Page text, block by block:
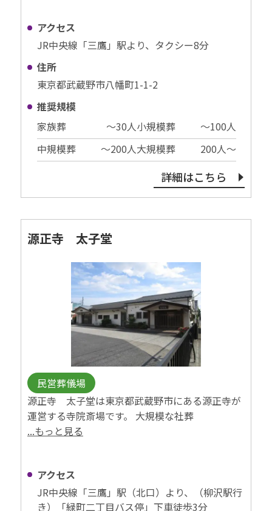
アクセス
JR中央線「三鷹」駅より、タクシー8分
住所
東京都武蔵野市八幡町1-1-2
推奨規模
家族葬
〜30⼈小規模葬
〜100⼈
中規模葬
〜200⼈大規模葬 200⼈〜
詳細はこちら
源正寺 太子堂
民営葬儀場
源正寺 太子堂は東京都武蔵野市にある源正寺が
運営する寺院斎場です。 大規模な社葬
...もっと見る
アクセス
JR中央線「三鷹」駅（北口）より、（柳沢駅行
き）「緑町二丁目バス停」下車徒歩3分